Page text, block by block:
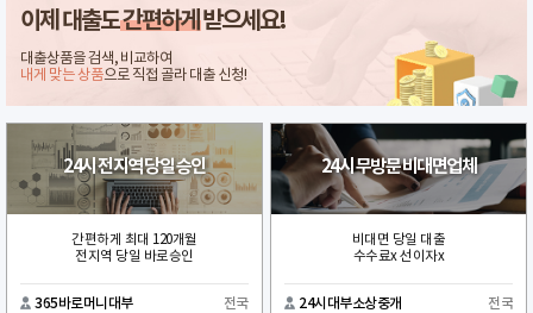
이제 대출도간편하게받으세요!
대출상품을 검색, 비교하여
내게 맞는 상품으로 직접 골라 대출 신청!
24시 전지역 당일 승인
간편하게 최대 120개월
전지역 당일 바로승인
365바로머니대부 전국
24시 무방문 비대면업체
비대면 당일 대출
수수료x 선이자x
24시대부소상중개 전국